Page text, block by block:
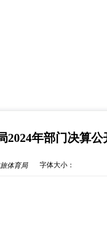
2024年部门决算公
体育局 字体大小：